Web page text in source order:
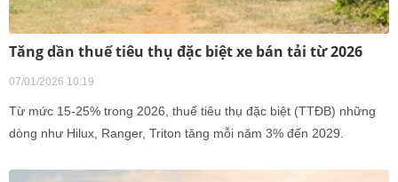
Tăng dần thuế tiêu thụ đặc biệt xe bán tải từ 2026
07/01/2026 10:19
Từ mức 15-25% trong 2026, thuế tiêu thụ đặc biệt (TTĐB) những
dòng như Hilux, Ranger, Triton tăng mỗi năm 3% đến 2029.